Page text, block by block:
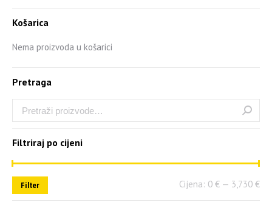
Košarica
Nema proizvoda u košarici
Pretraga
Filtriraj po cijeni
Filter Cijena: 0 € — 3,730 €